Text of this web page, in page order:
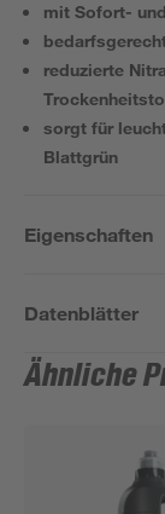
mit Sofort-
reduzierte
sorgt für
Blattgrün
Eigenschaften
Datenblätter
Ähnliche